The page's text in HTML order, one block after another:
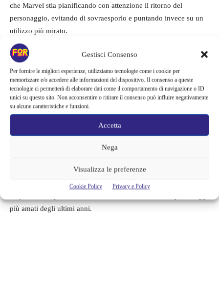
Gestisci Consenso
Per fornire le migliori esperienze, utilizziamo tecnologie come i cookie per
memorizzare e/o accedere alle informazioni del dispositivo. Il consenso a queste
tecnologie ci permetterà di elaborare dati come il comportamento di navigazione o ID
unici su questo sito. Non acconsentire o ritirare il consenso può influire negativamente
su alcune caratteristiche e funzioni.
Accetta
Nega
Visualizza le preferenze
Cookie Policy Privacy e Policy
che Marvel stia pianificando con attenzione il ritorno del
personaggio, evitando di sovraesporlo e puntando invece su un
utilizzo più mirato.
Nel frattempo, i fan continuano a interrogarsi sulla possibile
presenza di Deadpool in Avengers: Doomsday, previsto per il
18 dicembre 2026. Tuttavia, lo stesso Reynolds ha chiarito di
non aver preso parte alle riprese del film, spegnendo almeno per
ora le voci su un suo coinvolgimento diretto. Prima di quel
Day
continuerà a essere parte del futuro Marvel, ma con modalità
diverse rispetto al passato. Una trasformazione che potrebbe
più amati degli ultimi anni.